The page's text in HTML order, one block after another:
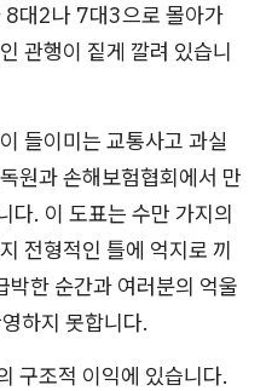
8대2나 7대3으로 몰아가
관행이 짙게 깔려 있습니
들이미는 교통사고 과실
원과 손해보험협회에서 만
다. 이 도표는 수만 가지의
전형적인 틀에 억지로 끼
박한 순간과 여러분의 억울
하지 못합니다.
구조적 이익에 있습니다.